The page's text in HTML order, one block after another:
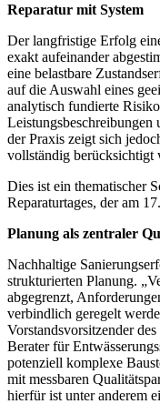
Reparatur mit System
Der langfristige Erfolg
exakt aufeinander
eine belastbare
auf die Auswahl eines
analytisch fundierte
der Praxis zeigt sich
vollständig berücksichtigt
Dies ist ein thematischer
Reparaturtages, der am
Planung als zentraler
Nachhaltige
strukturierten Planung.
abgegrenzt,
verbindlich geregelt
Vorstandsvorsitzender
Berater für
potenziell komplexe
mit messbaren
hierfür ist unter anderem